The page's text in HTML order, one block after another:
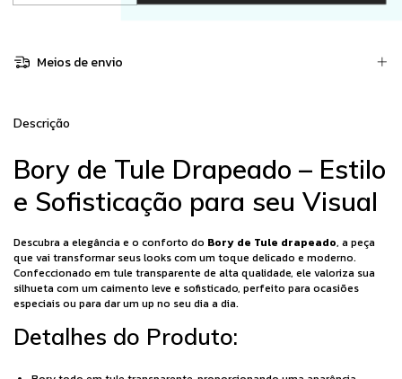
Meios de envio
Descrição
Bory de Tule Drapeado – Estilo
e Sofisticação para seu Visual
Descubra a elegância e o conforto do Bory de Tule drapeado, a peça
que vai transformar seus looks com um toque delicado e moderno.
Confeccionado em tule transparente de alta qualidade, ele valoriza sua
silhueta com um caimento leve e sofisticado, perfeito para ocasiões
especiais ou para dar um up no seu dia a dia.
Detalhes do Produto: